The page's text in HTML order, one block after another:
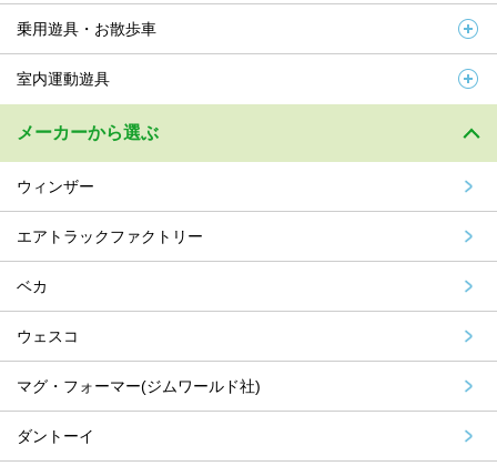
乗用遊具・お散歩車
室内運動遊具
メーカーから選ぶ
ウィンザー
エアトラックファクトリー
ベカ
ウェスコ
マグ・フォーマー(ジムワールド社)
ダントーイ